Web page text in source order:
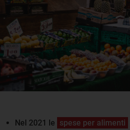
Nel 2021 le spese per alimenti